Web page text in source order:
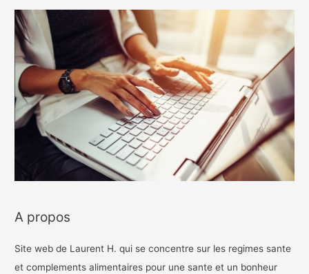
A propos
Site web de Laurent H. qui se concentre sur les regimes sante
et complements alimentaires pour une sante et un bonheur